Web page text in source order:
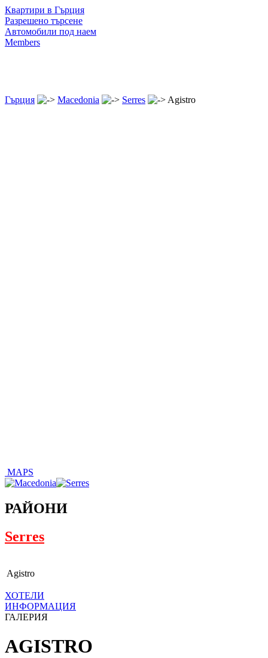
Квартири в Гърция
Разрешено търсене
Автомобили под наем
Members
Гърция Macedonia Serres Agistro
MAPS
РАЙОНИ
Serres
Agistro
ХОТЕЛИ
ИНФОРМАЦИЯ
ГАЛЕРИЯ
AGISTRO